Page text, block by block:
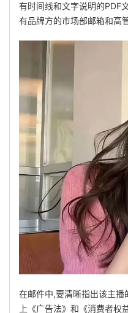
有时间线和文字说明的PDF
有品牌方的市场部邮箱和高管
在邮件中,要清晰指出该主
上《广告法》和《消费者权